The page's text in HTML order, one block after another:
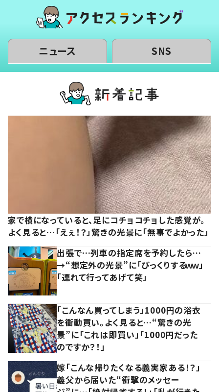
ニュース SNS
家で横になっていると、足にコチョコチョした感覚が。
よく見ると…「えぇ！？」驚きの光景に「無事でよかった」
出張で…列車の指定席を予約したら…
→“想定外の光景”に「びっくりするｗｗ」
「連れて行ってあげて笑」
「こんなん買ってしまう」1000円の浴衣
を衝動買い。よく見ると…“驚きの光
景”に「これは即買い」「1000円だった
のですか？！」
嫁「こんな帰りたくなる義実家ある！？」
義父から届いた“衝撃のメッセー